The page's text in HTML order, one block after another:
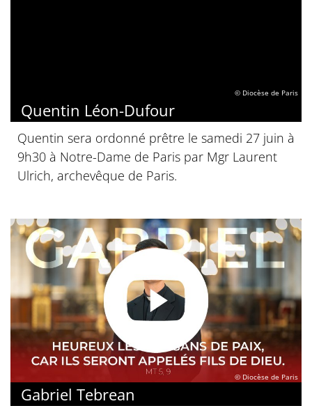
© Diocèse de Paris
Quentin Léon-Dufour
Quentin sera ordonné prêtre le samedi 27 juin à
9h30 à Notre-Dame de Paris par Mgr Laurent
Ulrich, archevêque de Paris.
© Diocèse de Paris
Gabriel Tebrean